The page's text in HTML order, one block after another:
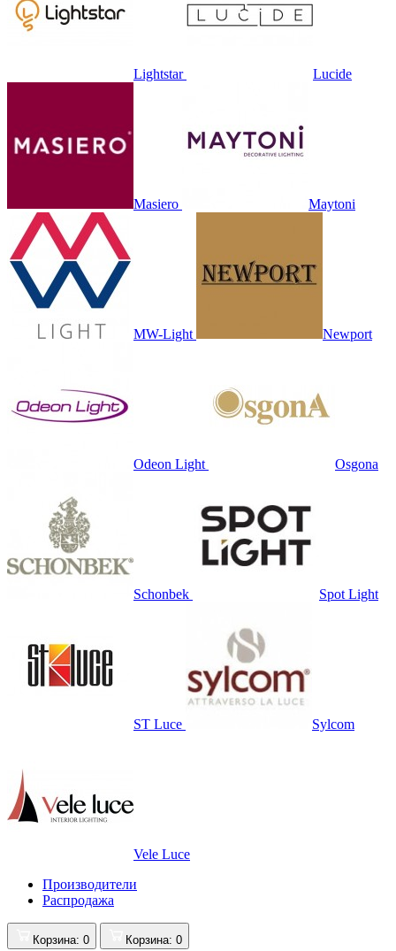
Lightstar Lucide
Masiero Maytoni
MW-Light Newport
Odeon Light Osgona
Schonbek Spot Light
ST Luce Sylcom
Vele Luce
Производители
Распродажа
Корзина: 0 Корзина: 0